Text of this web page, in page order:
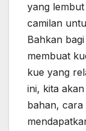
yang
camilan
Bahkan
membuat
kue yang
ini, kita
bahan,